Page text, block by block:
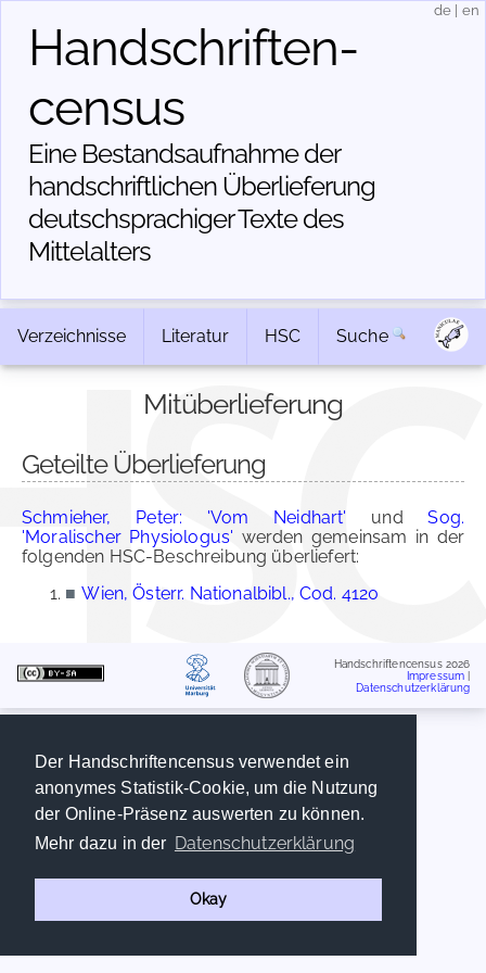
Der Handschriftencensus verwendet ein
anonymes Statistik-Cookie, um die Nutzung
der Online-Präsenz auswerten zu können.
Mehr dazu in der Datenschutzerklärung
Okay
Handschriften­
census
Eine Bestandsaufnahme der
handschriftlichen Über­lieferung
deutschsprachiger Texte des
Mittelalters
de en
Verzeichnisse Literatur HSC Suche
Mitüberlieferung
Geteilte Überlieferung
Schmieher, Peter: 'Vom Neidhart' undSog.
'Moralischer Physiologus' werden gemeinsam in der
folgenden HSC-Beschreibung überliefert:
■ Wien, Österr. Nationalbibl., Cod. 4120
Handschriftencensus 2026
Impressum
Datenschutzerklärung